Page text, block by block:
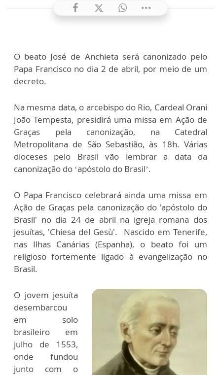
O beato José de Anchieta será canonizado pelo
Papa Francisco no dia 2 de abril, por meio de um
decreto.
Na mesma data, o arcebispo do Rio, Cardeal Orani
João Tempesta, presidirá uma missa em Ação de
Graças pela canonização, na Catedral
Metropolitana de São Sebastião, às 18h. Várias
dioceses pelo Brasil vão lembrar a data da
canonização do ‘apóstolo do Brasil’.
O Papa Francisco celebrará ainda uma missa em
Ação de Graças pela canonização do 'apóstolo do
Brasil' no dia 24 de abril na igreja romana dos
jesuítas, 'Chiesa del Gesù'. Nascido em Tenerife,
nas Ilhas Canárias (Espanha), o beato foi um
religioso fortemente ligado à evangelização no
Brasil.
O jovem jesuíta
desembarcou
em solo
brasileiro em
julho de 1553,
onde fundou
junto com o